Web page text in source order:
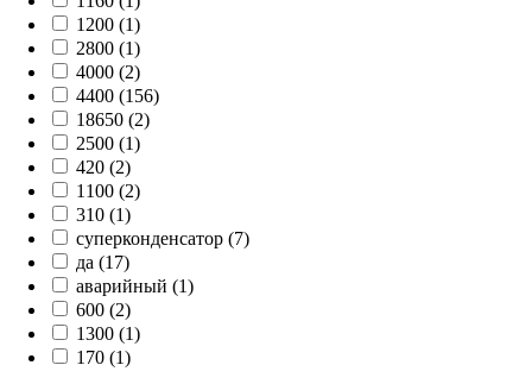
1200 (1)
2800 (1)
4000 (2)
4400 (156)
18650 (2)
2500 (1)
420 (2)
1100 (2)
310 (1)
суперконденсатор (7)
да (17)
аварийный (1)
600 (2)
1300 (1)
170 (1)